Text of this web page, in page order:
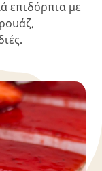
επιδόρπια με